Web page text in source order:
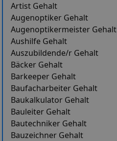
Artist Gehalt
Augenoptiker Gehalt
Augenoptikermeister Gehalt
Aushilfe Gehalt
Auszubildende/r Gehalt
Bäcker Gehalt
Barkeeper Gehalt
Baufacharbeiter Gehalt
Baukalkulator Gehalt
Bauleiter Gehalt
Bautechniker Gehalt
Bauzeichner Gehalt